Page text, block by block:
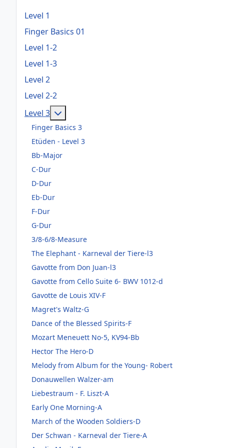
Level 1
Finger Basics 01
Level 1-2
Level 1-3
Level 2
Level 2-2
Level 3
Finger Basics 3
Etüden - Level 3
Bb-Major
C-Dur
D-Dur
Eb-Dur
F-Dur
G-Dur
3/8-6/8-Measure
The Elephant - Karneval der Tiere-l3
Gavotte from Don Juan-l3
Gavotte from Cello Suite 6- BWV 1012-d
Gavotte de Louis XIV-F
Magret's Waltz-G
Dance of the Blessed Spirits-F
Mozart Meneuett No-5, KV94-Bb
Hector The Hero-D
Melody from Album for the Young- Robert
Donauwellen Walzer-am
Liebestraum - F. Liszt-A
Early One Morning-A
March of the Wooden Soldiers-D
Der Schwan - Karneval der Tiere-A